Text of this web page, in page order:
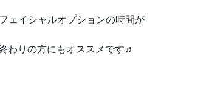
ェイシャルオプションの時間が
わりの方にもオススメです♬